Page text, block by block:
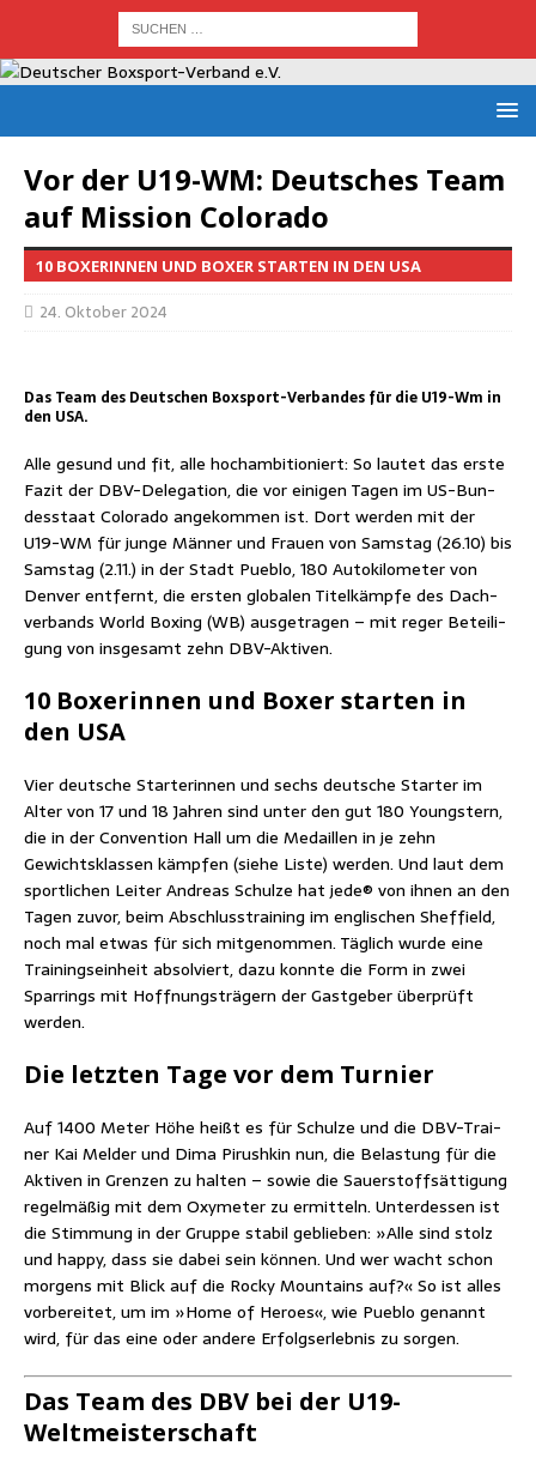
Vor der U19-WM: Deut­sches Team
auf Mis­si­on Colorado
10 BOXERINNEN UND BOXER STARTEN IN DEN USA
24. Oktober 2024
Das Team des Deutschen Boxsport-Verbandes für die U19-Wm in
den USA.
Alle gesund und fit, alle hoch­am­bi­tio­niert: So lau­tet das ers­te
Fazit der DBV-Dele­ga­ti­on, die vor eini­gen Tagen im US-Bun­
des­staat Colo­ra­do ange­kom­men ist. Dort wer­den mit der
U19-WM für jun­ge Män­ner und Frau­en von Sams­tag (26.10) bis
Sams­tag (2.11.) in der Stadt Pue­blo, 180 Auto­ki­lo­me­ter von
Den­ver ent­fernt, die ers­ten glo­ba­len Titel­kämp­fe des Dach­
ver­bands World Boxing (WB) aus­ge­tra­gen – mit reger Betei­li­
gung von ins­ge­samt zehn DBV-Aktiven.
10 Boxe­rin­nen und Boxer star­ten in
den USA
Vier deut­sche Star­te­rin­nen und sechs deut­sche Star­ter im
Alter von 17 und 18 Jah­ren sind unter den gut 180 Youngs­tern,
die in der Con­ven­ti­on Hall um die Medail­len in je zehn
Gewichts­klas­sen kämp­fen (sie­he Lis­te) wer­den. Und laut dem
sport­li­chen Lei­ter Andre­as Schul­ze hat jede® von ihnen an den
Tagen zuvor, beim Abschluss­trai­ning im eng­li­schen Shef­field,
noch mal etwas für sich mit­ge­nom­men. Täg­lich wur­de eine
Trai­nings­ein­heit absol­viert, dazu konn­te die Form in zwei
Spar­rings mit Hoff­nungs­trä­gern der Gast­ge­ber über­prüft
werden.
Die letz­ten Tage vor dem Turnier
Auf 1400 Meter Höhe heißt es für Schul­ze und die DBV-Trai­
ner Kai Mel­der und Dima Pirush­kin nun, die Belas­tung für die
Akti­ven in Gren­zen zu hal­ten – sowie die Sau­er­stoff­sät­ti­gung
regel­mä­ßig mit dem Oxy­me­ter zu ermit­teln. Unter­des­sen ist
die Stim­mung in der Grup­pe sta­bil geblie­ben: »Alle sind stolz
und hap­py, dass sie dabei sein kön­nen. Und wer wacht schon
mor­gens mit Blick auf die Rocky Moun­ta­ins auf?« So ist alles
vor­be­rei­tet, um im »Home of Heroes«, wie Pue­blo genannt
wird, für das eine oder ande­re Erfolgs­er­leb­nis zu sorgen.
Das Team des DBV bei der U19-
Weltmeisterschaft